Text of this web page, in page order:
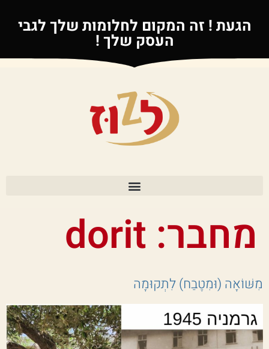
הגעת ! זה המקום לחלומות שלך לגבי
העסק שלך !
מחבר: dorit
מִשּׁוֹאָה (וּמִטֶבַח) לִתְקוּמָה